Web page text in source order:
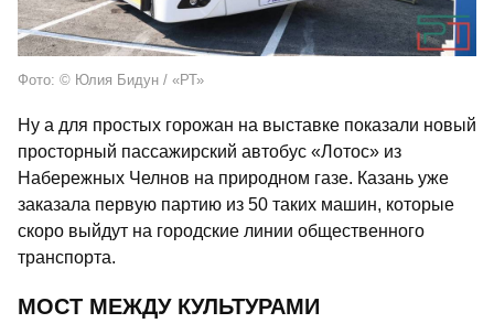
Фото: © Юлия Бидун / «РТ»
Ну а для простых горожан на выставке показали новый
просторный пассажирский автобус «Лотос» из
Набережных Челнов на природном газе. Казань уже
заказала первую партию из 50 таких машин, которые
скоро выйдут на городские линии общественного
транспорта.
МОСТ МЕЖДУ КУЛЬТУРАМИ